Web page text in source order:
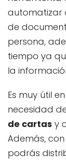
automatizar
de
persona,
tiempo ya
la
Es muy útil
necesidad
de cartas y
Además,
podrás